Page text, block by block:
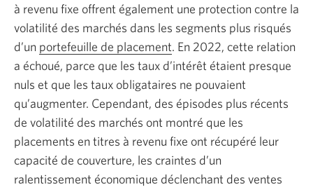
à revenu fixe offrent également une protection contre la
volatilité des marchés dans les segments plus risqués
d’un portefeuille de placement. En 2022, cette relation
a échoué, parce que les taux d’intérêt étaient presque
nuls et que les taux obligataires ne pouvaient
qu’augmenter. Cependant, des épisodes plus récents
de volatilité des marchés ont montré que les
placements en titres à revenu fixe ont récupéré leur
capacité de couverture, les craintes d’un
ralentissement économique déclenchant des ventes